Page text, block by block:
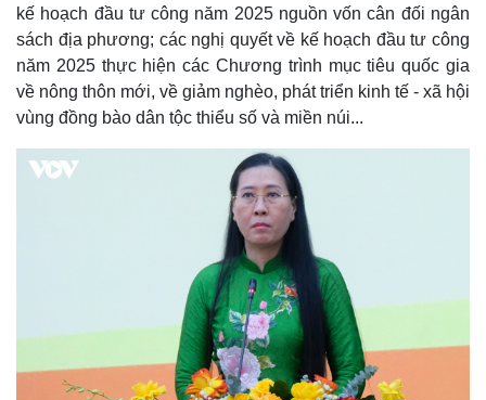
kế hoạch đầu tư công năm 2025 nguồn vốn cân đối ngân
sách địa phương; các nghị quyết về kế hoạch đầu tư công
năm 2025 thực hiện các Chương trình mục tiêu quốc gia
về nông thôn mới, về giảm nghèo, phát triển kinh tế - xã hội
vùng đồng bào dân tộc thiểu số và miền núi...